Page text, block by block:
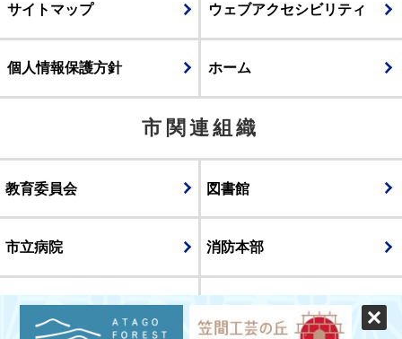
サイトマップ ウェブアクセシビリティ
個人情報保護方針 ホーム
市関連組織
教育委員会 図書館
市立病院 消防本部
議会